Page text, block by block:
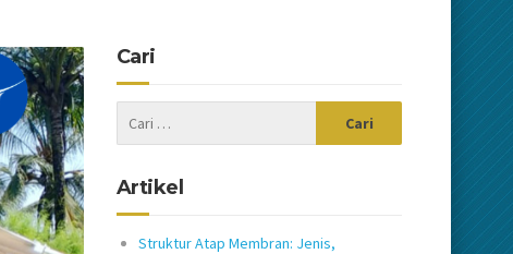
Cari
Artikel
Struktur Atap Membran: Jenis,